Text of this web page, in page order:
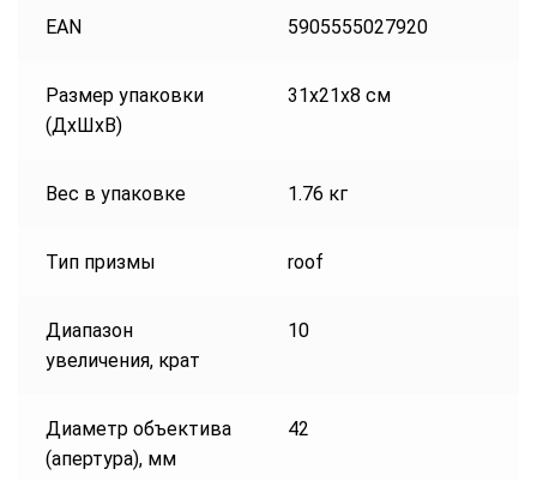
EAN 5905555027920
Размер упаковки
(ДxШxВ)
31x21x8 см
Вес в упаковке 1.76 кг
Тип призмы roof
Диапазон
увеличения, крат
10
Диаметр объектива
(апертура), мм
42